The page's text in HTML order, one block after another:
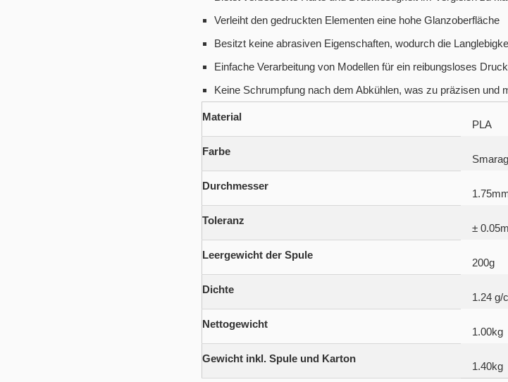
Verleiht den gedruckten Elementen eine hohe Glanzoberfläche
Besitzt keine abrasiven Eigenschaften, wodurch die
Einfache Verarbeitung von Modellen für ein reibungsloses
Keine Schrumpfung nach dem Abkühlen, was zu präzisen und
Material
PLA
Farbe
Durchmesser
Toleranz
±
Leergewicht der Spule
200g
Dichte
1.24 g/
Nettogewicht
1.00kg
Gewicht inkl. Spule und Karton
1.40kg